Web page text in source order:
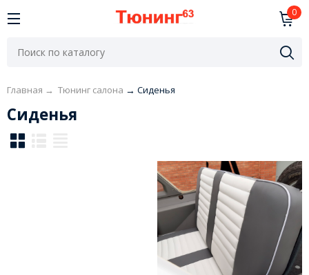
0
Главная → Тюнинг салона → Сиденья
Сиденья